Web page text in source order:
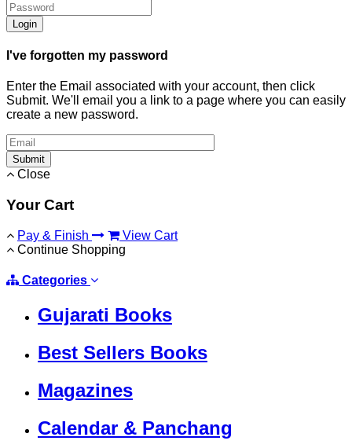
Login
I've forgotten my password
Enter the Email associated with your account, then click
Submit. We'll email you a link to a page where you can easily
create a new password.
Submit
Close
Your Cart
Pay & Finish
View Cart
Continue Shopping
Categories
Gujarati Books
Best Sellers Books
Magazines
Calendar & Panchang